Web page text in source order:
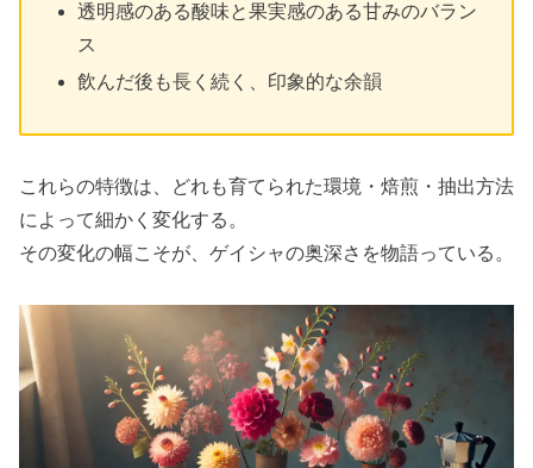
透明感のある酸味と果実感のある甘みのバラン
ス
飲んだ後も長く続く、印象的な余韻
これらの特徴は、どれも育てられた環境・焙煎・抽出方法
によって細かく変化する。
その変化の幅こそが、ゲイシャの奥深さを物語っている。